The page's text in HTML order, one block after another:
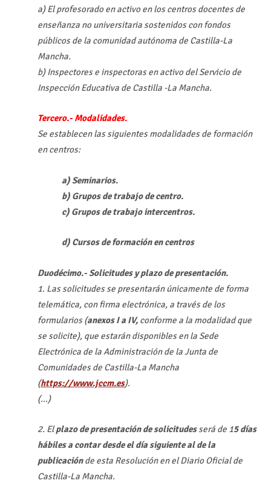
a) El profesorado en activo en los centros docentes de
enseñanza no universitaria sostenidos con fondos
públicos de la comunidad autónoma de Castilla-La
Mancha.
b) Inspectores e inspectoras en activo del Servicio de
Inspección Educativa de Castilla -La Mancha.
Tercero.- Modalidades.
Se establecen las siguientes modalidades de formación
en centros:
a) Seminarios.
b) Grupos de trabajo de centro.
c) Grupos de trabajo intercentros.
d) Cursos de formación en centros
Duodécimo.- Solicitudes y plazo de presentación.
1. Las solicitudes se presentarán únicamente de forma
telemática, con firma electrónica, a través de los
formularios (anexos I a IV,conforme a la modalidad que
se solicite), que estarán disponibles en la Sede
Electrónica de la Administración de la Junta de
Comunidades de Castilla-La Mancha
(https://www.jccm.es).
(…)
2. Elplazo de presentación de solicitudesserá de 15 días
hábiles a contar desde el día siguiente al de la
publicaciónde esta Resolución en el Diario Oficial de
Castilla-La Mancha.